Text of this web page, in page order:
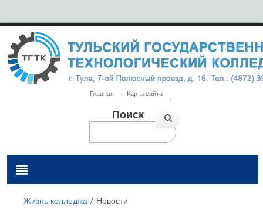
Главная Карта сайта
Поиск
Жизнь колледжа / Новости